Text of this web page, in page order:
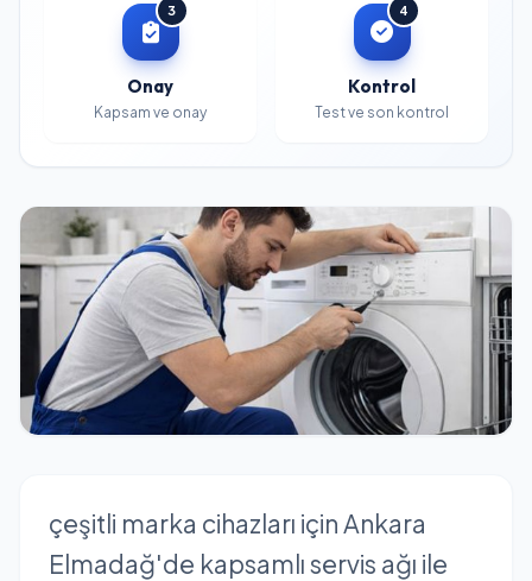
3
Onay
Kapsam ve onay
4
Kontrol
Test ve son kontrol
çeşitli marka cihazları için Ankara
Elmadağ'de kapsamlı servis ağı ile